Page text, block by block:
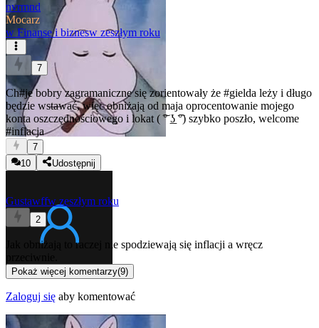
nvrmnd
Mocarz
w Finanse i biznesw zeszłym roku
7
Ch#jebobry zagramaniczne się zorientowały że #gielda leży i długo
będzie wstawać, więc obniżają od maja oprocentowanie mojego
konta oszczędnościowego i lokat ( ͠° ͟ʖ ͡°) szybko poszło, welcome
#inflacja
7
10
Udostępnij
Gustawffw zeszłym roku
2
Jak obniżają to raczej nie spodziewają się inflacji a wręcz
Pokaż więcej komentarzy(9)
Zaloguj się aby komentować